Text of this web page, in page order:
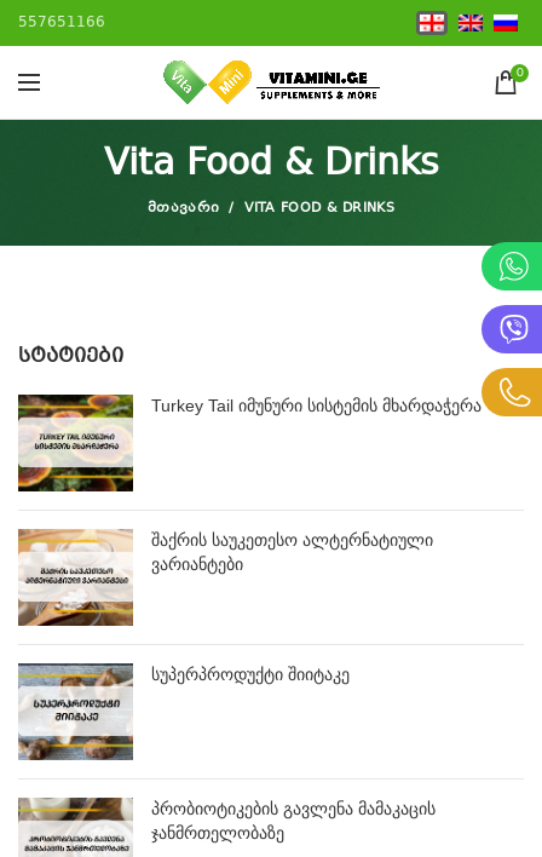
557651166
0
Vita Food & Drinks
ᲛᲗᲐᲕᲐᲠᲘ VITA FOOD & DRINKS
ᲡᲢᲐᲢᲘᲔᲑᲘ
Turkey Tail იმუნური სისტემის მხარდაჭერა
შაქრის საუკეთესო ალტერნატიული
ვარიანტები
სუპერპროდუქტი შიიტაკე
პრობიოტიკების გავლენა მამაკაცის
ჯანმრთელობაზე